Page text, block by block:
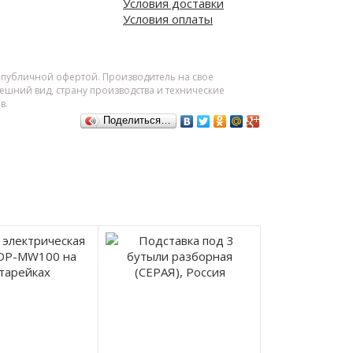
Условия доставки
Условия оплаты
офертой. Производитель на свое
вид, страну производства и технические
Поделиться…